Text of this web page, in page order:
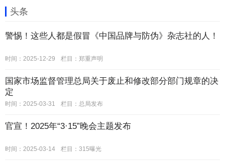
头条
警惕！这些人都是假冒《中国品牌与防伪》杂志社的人！
时间：2025-12-29 栏目： 郑重声明
国家市场监督管理总局关于废止和修改部分部门规章的决
定
时间：2025-03-31 栏目： 总局发布
官宣！2025年“3·15”晚会主题发布
时间：2025-03-14 栏目： 315曝光